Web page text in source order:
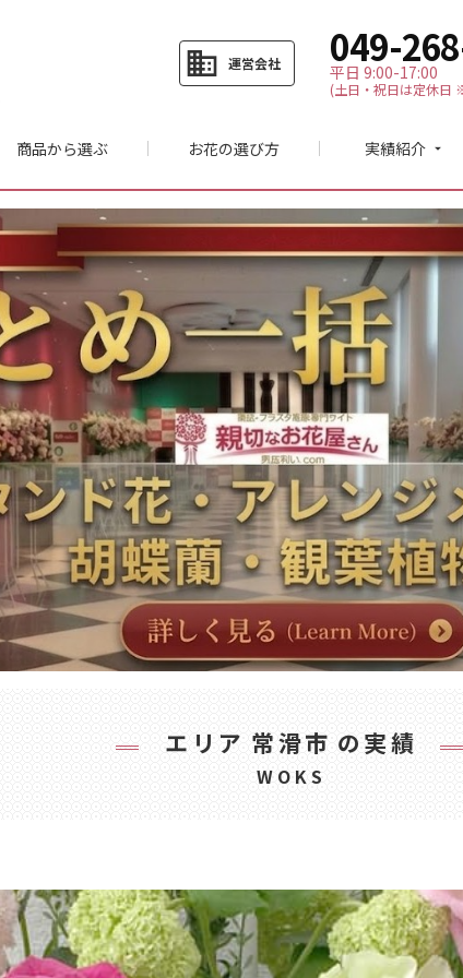
business 運営会社 049-
平日 9:00-17:00
(土日・祝日は定休日
商品から選ぶ お花の選び方 実績紹介 arrow_drop_down
エリア 常滑市 の実績
WOKS